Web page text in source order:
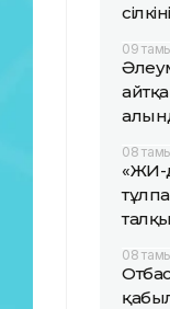
09
08
«ЖИ-
08